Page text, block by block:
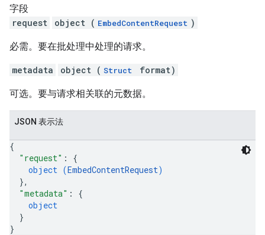
字段
request
object ( EmbedContentRequest )
必需。要在批处理中处理的请求。
metadata object ( Struct format)
可选。要与请求相关联的元数据。
JSON 表示法
{
"request" : {
object (EmbedContentRequest)
},
"metadata" : {
object
}
}